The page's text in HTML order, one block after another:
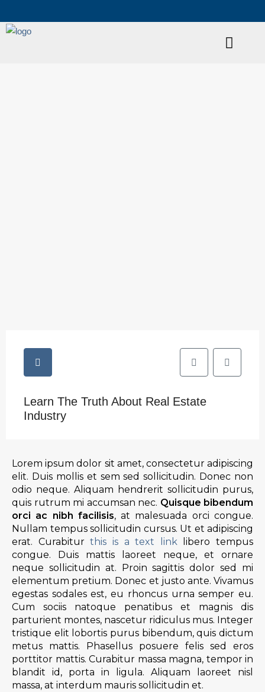
Learn The Truth About Real Estate
Industry
Lorem ipsum dolor sit amet, consectetur adipiscing
elit. Duis mollis et sem sed sollicitudin. Donec non
odio neque. Aliquam hendrerit sollicitudin purus,
quis rutrum mi accumsan nec. Quisque bibendum
orci ac nibh facilisis, at malesuada orci congue.
Nullam tempus sollicitudin cursus. Ut et adipiscing
erat. Curabiturthis is a text linklibero tempus
congue. Duis mattis laoreet neque, et ornare
neque sollicitudin at. Proin sagittis dolor sed mi
elementum pretium. Donec et justo ante. Vivamus
egestas sodales est, eu rhoncus urna semper eu.
Cum sociis natoque penatibus et magnis dis
parturient montes, nascetur ridiculus mus. Integer
tristique elit lobortis purus bibendum, quis dictum
metus mattis. Phasellus posuere felis sed eros
porttitor mattis. Curabitur massa magna, tempor in
blandit id, porta in ligula. Aliquam laoreet nisl
massa, at interdum mauris sollicitudin et.